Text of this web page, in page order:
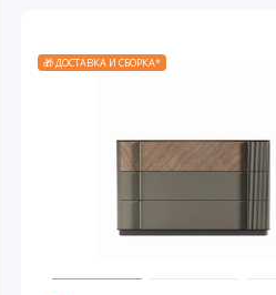
🎁 ДОСТАВКА И СБОРКА*